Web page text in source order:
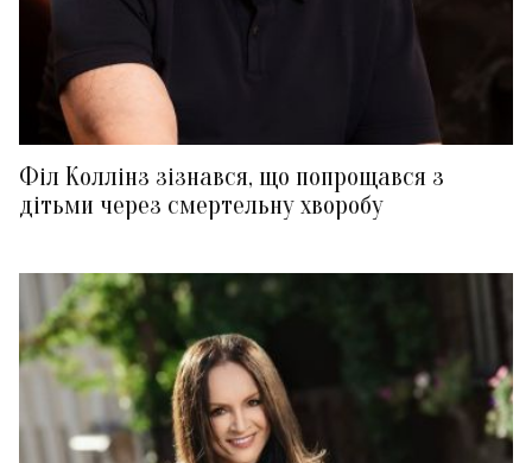
Філ Коллінз зізнався, що попрощався з
дітьми через смертельну хворобу